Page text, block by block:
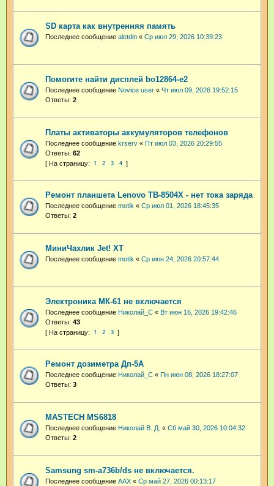
SD карта как внутренняя память
Последнее сообщение aletdin « Ср июл 29, 2026 10:39:23
Помогите найти дисплей bo12864-e2
Последнее сообщение Novice user « Чт июл 09, 2026 19:52:15
Ответы: 2
Платы активаторы аккумуляторов телефонов
Последнее сообщение krserv « Пт июл 03, 2026 20:29:55
Ответы: 62
1 2 3 4
Ремонт планшета Lenovo TB-8504X - нет тока заряда
Последнее сообщение motik « Ср июл 01, 2026 18:45:35
Ответы: 2
МиниЧахлик Jet! XT
Последнее сообщение motik « Ср июн 24, 2026 20:57:44
Электроника МК-61 не включается
Последнее сообщение Николай_С « Вт июн 16, 2026 19:42:46
Ответы: 43
1 2 3
Ремонт дозиметра Дп-5А
Последнее сообщение Николай_С « Пн июн 08, 2026 18:27:07
Ответы: 3
MASTECH MS6818
Последнее сообщение Николай В. Д. « Сб май 30, 2026 10:04:32
Ответы: 2
Samsung sm-a736b/ds не включается.
Последнее сообщение AAX « Ср май 27, 2026 00:13:17